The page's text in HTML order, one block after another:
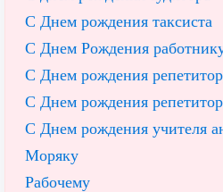
С Днем рождения таксиста
С Днем Рождения
С Днем рождения
С Днем рождения
С Днем рождения учителя
Моряку
Рабочему